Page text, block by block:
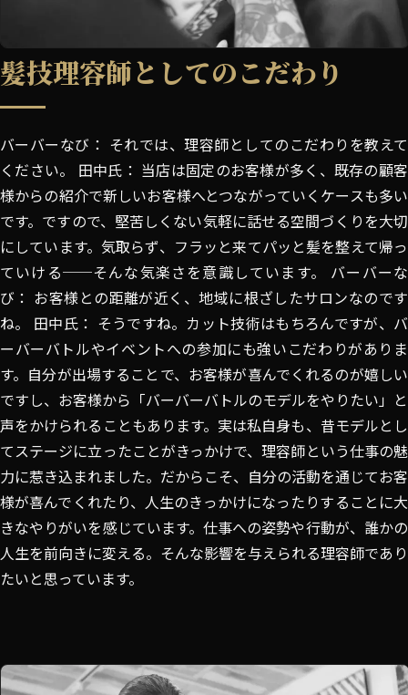
髪技理容師としてのこだわり
バーバーなび： それでは、理容師としてのこだわりを教えて
ください。 田中氏： 当店は固定のお客様が多く、既存の顧客
様からの紹介で新しいお客様へとつながっていくケースも多い
です。ですので、堅苦しくない気軽に話せる空間づくりを大切
にしています。気取らず、フラッと来てパッと髪を整えて帰っ
ていける──そんな気楽さを意識しています。 バーバーな
び： お客様との距離が近く、地域に根ざしたサロンなのです
ね。 田中氏： そうですね。カット技術はもちろんですが、バ
ーバーバトルやイベントへの参加にも強いこだわりがありま
す。自分が出場することで、お客様が喜んでくれるのが嬉しい
ですし、お客様から「バーバーバトルのモデルをやりたい」と
声をかけられることもあります。実は私自身も、昔モデルとし
てステージに立ったことがきっかけで、理容師という仕事の魅
力に惹き込まれました。だからこそ、自分の活動を通じてお客
様が喜んでくれたり、人生のきっかけになったりすることに大
きなやりがいを感じています。仕事への姿勢や行動が、誰かの
人生を前向きに変える。そんな影響を与えられる理容師であり
たいと思っています。